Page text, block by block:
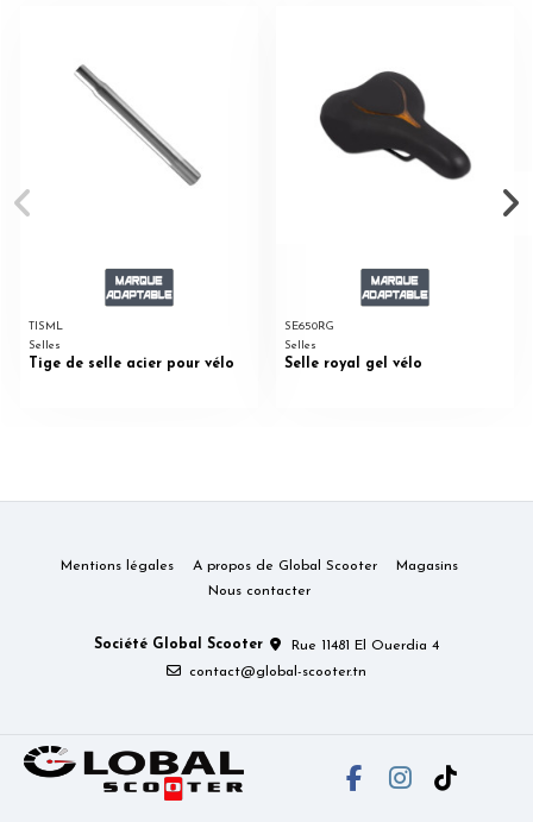
TISML
Selles
Tige de selle acier pour vélo
SE650RG
Selles
Selle royal gel vélo
Mentions légales A propos de Global Scooter
Magasins
Nous contacter
Société Global Scooter
Rue 11481 El Ouerdia 4
contact@global-scooter.tn